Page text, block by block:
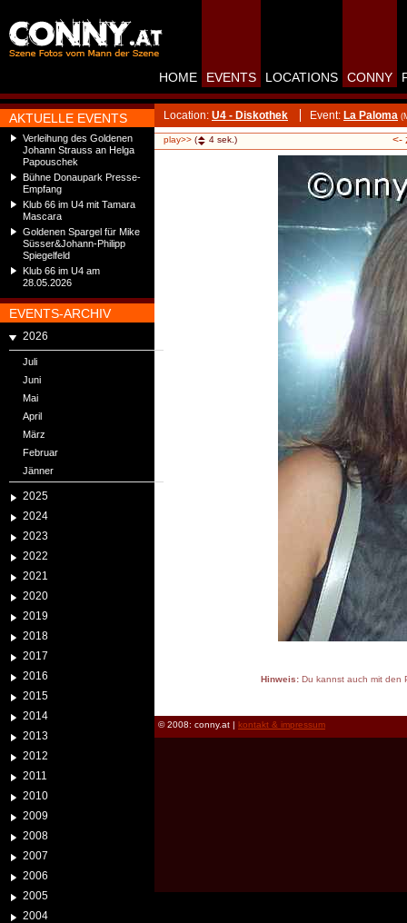
AKTUELLE EVENTS
Verleihung des Goldenen
Johann Strauss an Helga
Papouschek
Bühne Donaupark Presse-
Empfang
Klub 66 im U4 mit Tamara
Mascara
Goldenen Spargel für Mike
Süsser&Johann-Philipp
Spiegelfeld
Klub 66 im U4 am
28.05.2026
EVENTS-ARCHIV
2026
Juli
Juni
Mai
April
März
Februar
Jänner
2025
2024
2023
2022
2021
2020
2019
2018
2017
2016
2015
2014
2013
2012
2011
2010
2009
2008
2007
2006
2005
2004
HOME EVENTS LOCATIONS CONNY
Location: U4 - Diskothek Event: La Paloma
play>> ( 4 sek.) <-
Hinweis:Du kannst auch mit den
© 2008: conny.at | kontakt & impressum